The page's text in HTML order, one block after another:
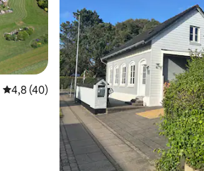
38
Priemerné ohodnotenie 4,8 z 5, počet
4,8 (40)